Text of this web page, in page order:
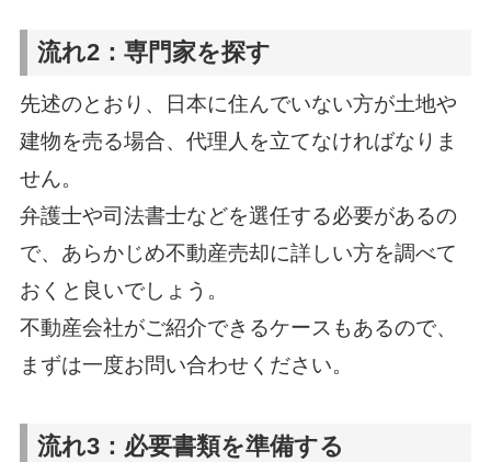
流れ2：専門家を探す
先述のとおり、日本に住んでいない方が土地や
建物を売る場合、代理人を立てなければなりま
せん。
弁護士や司法書士などを選任する必要があるの
で、あらかじめ不動産売却に詳しい方を調べて
おくと良いでしょう。
不動産会社がご紹介できるケースもあるので、
まずは一度お問い合わせください。
流れ3：必要書類を準備する